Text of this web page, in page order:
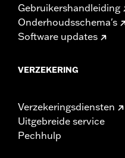
Gebruikershandleiding
Onderhoudsschema's
Software updates
VERZEKERING
Verzekeringsdiensten
Uitgebreide service
Pechhulp